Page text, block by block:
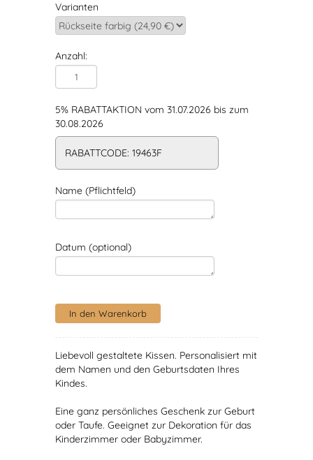
Varianten
Anzahl:
5% RABATTAKTION vom 31.07.2026 bis zum
30.08.2026
RABATTCODE: 19463F
Name (Pflichtfeld)
Datum (optional)
Liebevoll gestaltete Kissen. Personalisiert mit
dem Namen und den Geburtsdaten Ihres
Kindes.
Eine ganz persönliches Geschenk zur Geburt
oder Taufe. Geeignet zur Dekoration für das
Kinderzimmer oder Babyzimmer.